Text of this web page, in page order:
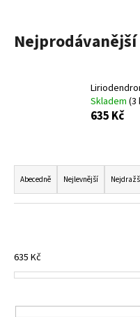
Nejprodávanější
Skladem (3
635 Kč
Ř
a
z
í
p
o
Abecedně Nejlevnější
635 Kč
j
HLEDAT
p
o
u